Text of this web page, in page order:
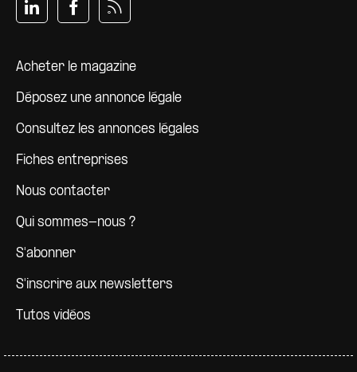
Pied de page
Acheter le magazine
Déposez une annonce légale
Consultez les annonces légales
Fiches entreprises
Nous contacter
Qui sommes-nous ?
S'abonner
S'inscrire aux newsletters
Tutos vidéos